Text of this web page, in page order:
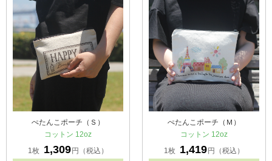
ぺたんこポーチ（Ｓ）
コットン 12oz
1枚
1,309 円（税込）
ぺたんこポーチ（Ｍ）
コットン 12oz
1枚
1,419 円（税込）